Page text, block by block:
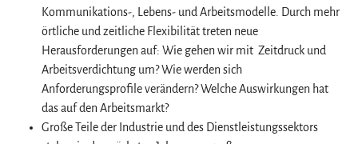
Kommunikations-, Lebens- und Arbeitsmodelle. Durch mehr
örtliche und zeitliche Flexibilität treten neue
Herausforderungen auf: Wie gehen wir mit Zeitdruck und
Arbeitsverdichtung um? Wie werden sich
Anforderungsprofile verändern? Welche Auswirkungen hat
das auf den Arbeitsmarkt?
Große Teile der Industrie und des Dienstleistungssektors